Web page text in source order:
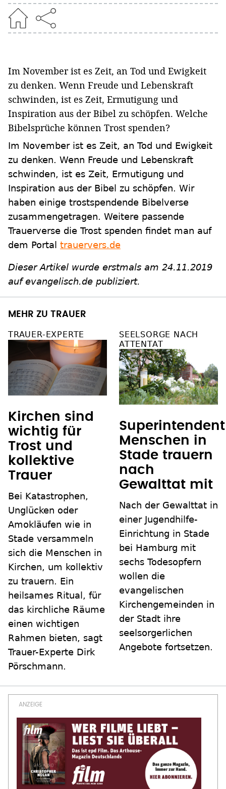
Im November ist es Zeit, an Tod und Ewigkeit
zu denken. Wenn Freude und Lebenskraft
schwinden, ist es Zeit, Ermutigung und
Inspiration aus der Bibel zu schöpfen. Welche
Bibelsprüche können Trost spenden?
Im November ist es Zeit, an Tod und Ewigkeit
zu denken. Wenn Freude und Lebenskraft
schwinden, ist es Zeit, Ermutigung und
Inspiration aus der Bibel zu schöpfen. Wir
haben einige trostspendende Bibelverse
zusammengetragen. Weitere passende
Trauerverse die Trost spenden findet man auf
dem Portal trauervers.de
Dieser Artikel wurde erstmals am 24.11.2019
auf evangelisch.de publiziert.
MEHR ZU TRAUER
TRAUER-EXPERTE
Kirchen sind
wichtig für
Trost und
kollektive
Trauer
Bei Katastrophen,
Unglücken oder
Amokläufen wie in
Stade versammeln
sich die Menschen in
Kirchen, um kollektiv
zu trauern. Ein
heilsames Ritual, für
das kirchliche Räume
einen wichtigen
Rahmen bieten, sagt
Trauer-Experte Dirk
Pörschmann.
SEELSORGE NACH
ATTENTAT
Menschen in
Stade trauern
nach
Gewalttat mit
Nach der Gewalttat in
einer Jugendhilfe-
Einrichtung in Stade
bei Hamburg mit
sechs Todesopfern
wollen die
evangelischen
Kirchengemeinden in
der Stadt ihre
seelsorgerlichen
Angebote fortsetzen.